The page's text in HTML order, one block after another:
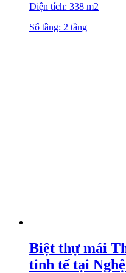
Diện tích: 338 m2
Số tầng: 2 tầng
Biệt thự mái
tinh tế tại